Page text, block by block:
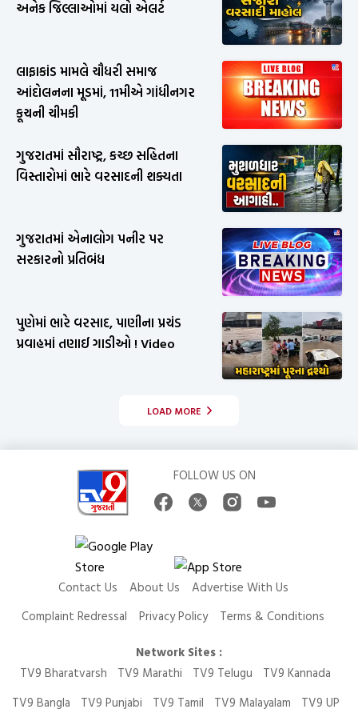
અનેક જિલ્લાઓમાં યલો એલર્ટ
લાફાકાંડ મામલે ચૌધરી સમાજ
આંદોલનના મૂડમાં, 11મીએ ગાંધીનગર
કૂચની ચીમકી
ગુજરાતમાં સૌરાષ્ટ્ર, કચ્છ સહિતના
વિસ્તારોમાં ભારે વરસાદની શક્યતા
ગુજરાતમાં એનાલોગ પનીર પર
સરકારનો પ્રતિબંધ
પુણેમાં ભારે વરસાદ, પાણીના પ્રચંડ
પ્રવાહમાં તણાઈ ગાડીઓ ! Video
LOAD MORE
FOLLOW US ON
Contact Us About Us
Advertise With Us
Complaint Redressal
Privacy Policy
Terms & Conditions
Network Sites :
TV9 Bharatvarsh
TV9 Marathi TV9 Telugu
TV9 Kannada
TV9 Bangla
TV9 Punjabi TV9 Tamil TV9 Malayalam TV9 UP